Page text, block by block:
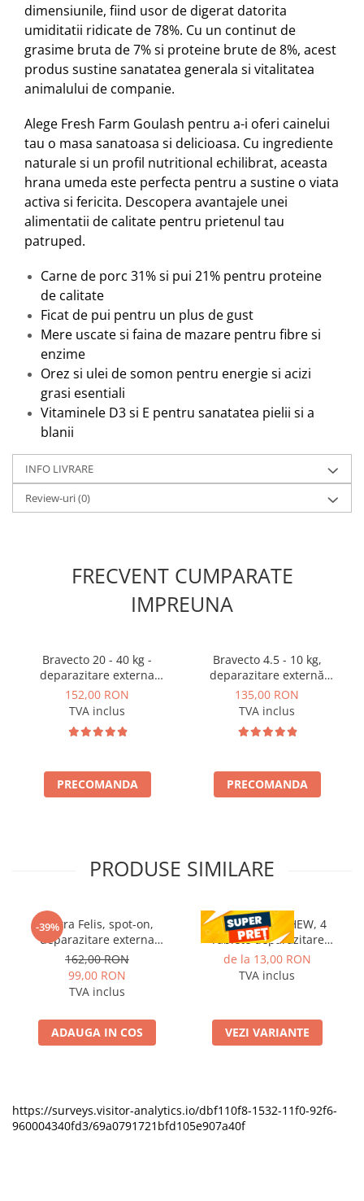
dimensiunile, fiind usor de digerat datorita
umiditatii ridicate de 78%. Cu un continut de
grasime bruta de 7% si proteine brute de 8%, acest
produs sustine sanatatea generala si vitalitatea
animalului de companie.
Alege Fresh Farm Goulash pentru a-i oferi cainelui
tau o masa sanatoasa si delicioasa. Cu ingrediente
naturale si un profil nutritional echilibrat, aceasta
hrana umeda este perfecta pentru a sustine o viata
activa si fericita. Descopera avantajele unei
alimentatii de calitate pentru prietenul tau
patruped.
Carne de porc 31% si pui 21% pentru proteine
de calitate
Ficat de pui pentru un plus de gust
Mere uscate si faina de mazare pentru fibre si
enzime
Orez si ulei de somon pentru energie si acizi
grasi esentiali
Vitaminele D3 si E pentru sanatatea pielii si a
blanii
INFO LIVRARE
Review-uri(0)
FRECVENT CUMPARATE
IMPREUNA
Bravecto 20 - 40 kg -
deparazitare externa
pentru caini
152,00 RON
TVA inclus
PRECOMANDA
Bravecto 4.5 - 10 kg,
deparazitare externă
pentru câini
135,00 RON
TVA inclus
PRECOMANDA
PRODUSE SIMILARE
-39%
Vectra Felis, spot-on,
deparazitare externa
pentru pisici, 3 pipete
162,00 RON
99,00 RON
TVA inclus
ADAUGA IN COS
CESTAL PLUS CHEW, 4
Tablete deparazitare
interna pentru caini
de la 13,00 RON
TVA inclus
VEZI VARIANTE
https://surveys.visitor-analytics.io/dbf110f8-1532-11f0-92f6-
960004340fd3/69a0791721bfd105e907a40f